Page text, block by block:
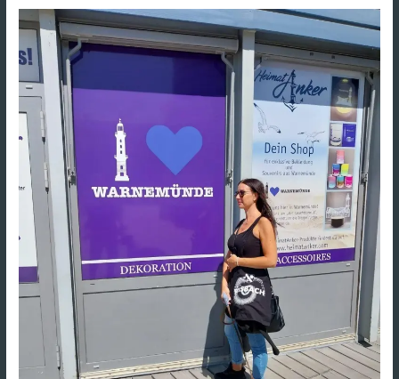
Reisbach
geht
auf
Reisen!
Mit
der
Reisbachtasche
unterwegs